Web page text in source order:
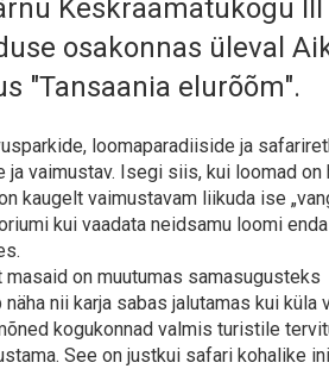
Keskraamatukogu III
osakonnas üleval
"Tansaania elurõõm".
loomaparadiiside ja
vaimustav. Isegi siis, kui loomad on
kaugelt vaimustavam liikuda ise
kui vaadata neidsamu loomi enda
on muutumas samasugusteks
nii karja sabas jalutamas kui küla
kogukonnad valmis turistile
See on justkui safari kohalike